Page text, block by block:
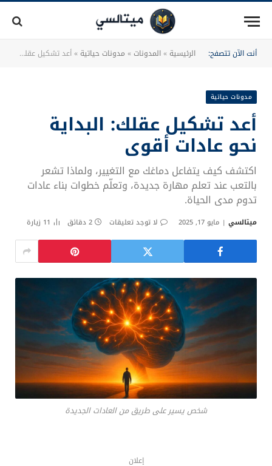
أنت الآن تتصفح: الرئيسية»المدونات» مدونات حياتية»أعد تشكيل عقلك: البداية نحو عادات أقوى
مدونات حياتية
أعد تشكيل عقلك: البداية
نحو عادات أقوى
اكتشف كيف يتفاعل دماغك مع التغيير، ولماذا تشعر
بالتعب عند تعلم مهارة جديدة، وتعلّم خطوات بناء عادات
تدوم مدى الحياة.
ميتالسي مايو 17, 2025 لا توجد تعليقات 2 دقائق 11 زيارة
شخص يسير على طريق من العادات الجديدة
إعلان